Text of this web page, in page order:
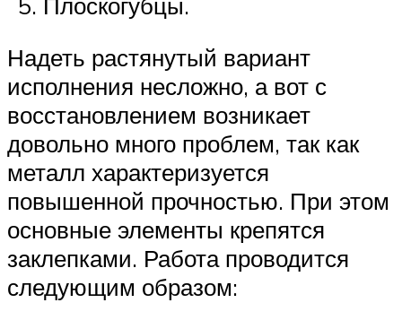
Надеть растянутый вариант
исполнения несложно, а вот с
восстановлением возникает
довольно много проблем, так как
металл характеризуется
повышенной прочностью. При этом
основные элементы крепятся
заклепками. Работа проводится
следующим образом: